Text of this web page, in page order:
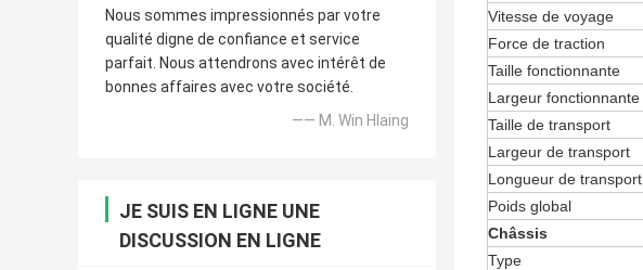
Nous sommes impressionnés par votre
qualité digne de confiance et service
parfait. Nous attendrons avec intérêt de
bonnes affaires avec votre société.
—— M. Win Hlaing
JE SUIS EN LIGNE UNE
DISCUSSION EN LIGNE
Vitesse de voyage
Force de traction
Taille fonctionnante
Largeur fonctionnante
Taille de transport
Largeur de transport
Longueur de transport
Poids global
Châssis
Type